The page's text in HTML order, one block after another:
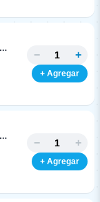
− +
+ Agregar
− +
+ Agregar